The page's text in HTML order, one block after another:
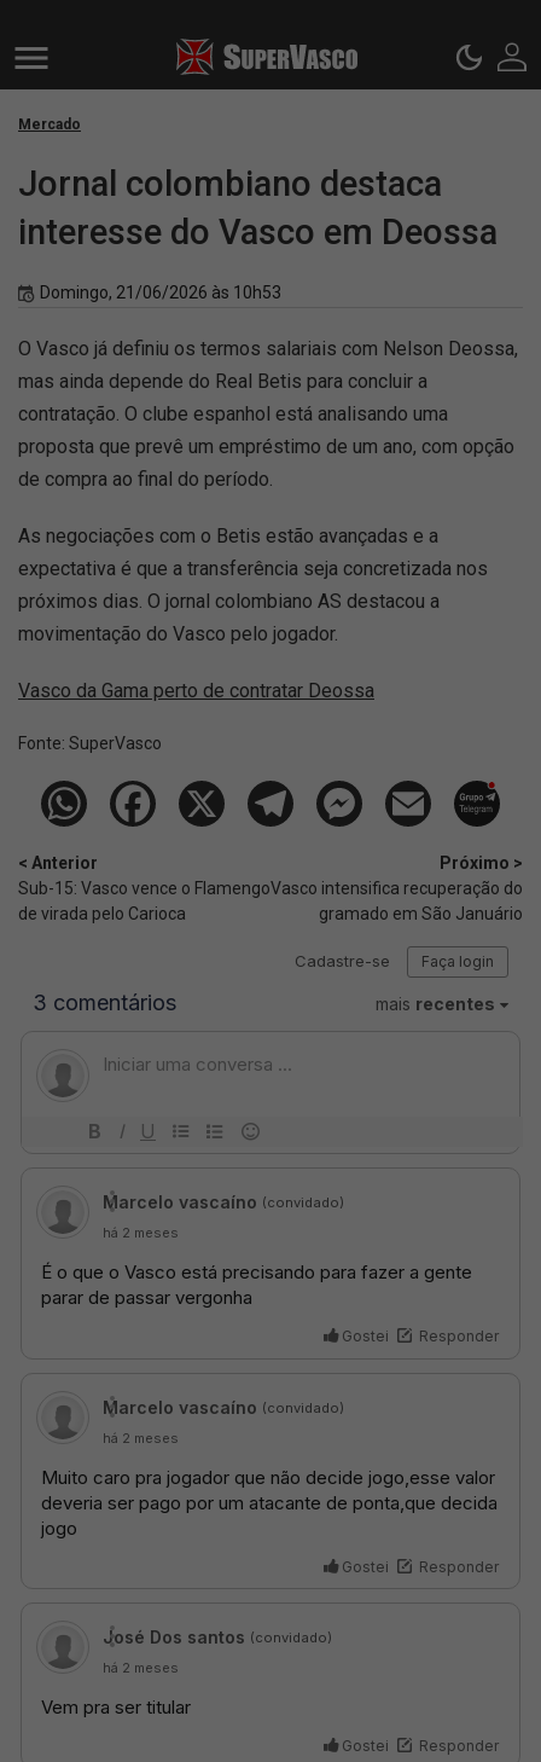
Mercado
Jornal colombiano destaca
interesse do Vasco em Deossa
Domingo, 21/06/2026 às 10h53
O Vasco já definiu os termos salariais com Nelson Deossa,
mas ainda depende do Real Betis para concluir a
contratação. O clube espanhol está analisando uma
proposta que prevê um empréstimo de um ano, com opção
de compra ao final do período.
As negociações com o Betis estão avançadas e a
expectativa é que a transferência seja concretizada nos
próximos dias. O jornal colombiano AS destacou a
movimentação do Vasco pelo jogador.
Vasco da Gama perto de contratar Deossa
Fonte: SuperVasco‎‎‎‎‎‎
< Anterior
Sub-15: Vasco vence o Flamengo
de virada pelo Carioca
Próximo >
Vasco intensifica recuperação do
gramado em São Januário